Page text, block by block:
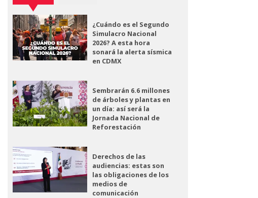
¿Cuándo es el Segundo
Simulacro Nacional
2026? A esta hora
sonará la alerta sísmica
en CDMX
Sembrarán 6.6 millones
de árboles y plantas en
un día: así será la
Jornada Nacional de
Reforestación
Derechos de las
audiencias: estas son
las obligaciones de los
medios de
comunicación